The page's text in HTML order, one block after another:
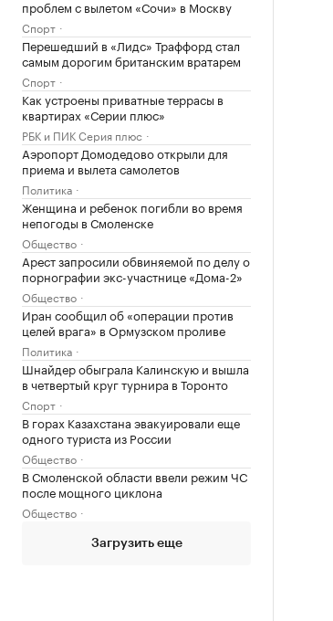
проблем с вылетом «Сочи» в Москву
Спорт
Перешедший в «Лидс» Траффорд стал
самым дорогим британским вратарем
Спорт
Как устроены приватные террасы в
квартирах «Серии плюс»
РБК и ПИК Серия плюс
Аэропорт Домодедово открыли для
приема и вылета самолетов
Политика
Женщина и ребенок погибли во время
непогоды в Смоленске
Общество
Арест запросили обвиняемой по делу о
порнографии экс-участнице «Дома-2»
Общество
Иран сообщил об «операции против
целей врага» в Ормузском проливе
Политика
Шнайдер обыграла Калинскую и вышла
в четвертый круг турнира в Торонто
Спорт
В горах Казахстана эвакуировали еще
одного туриста из России
Общество
В Смоленской области ввели режим ЧС
после мощного циклона
Общество
Загрузить еще